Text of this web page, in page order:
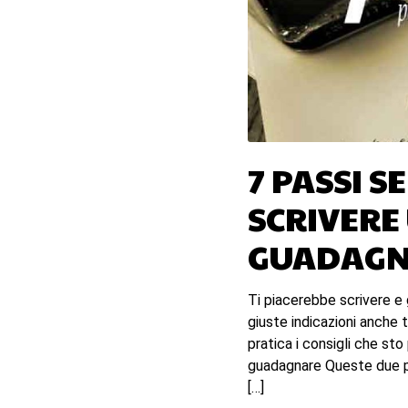
7 PASSI
Ti piacerebbe scrivere e
giuste indicazioni anche
pratica i consigli che sto
guadagnare Queste
[…]